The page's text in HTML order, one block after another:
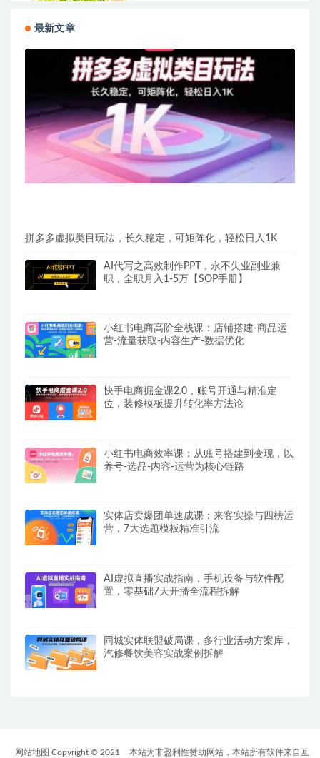
最新文章
拼多多虚拟类目玩法，长久稳定，可矩阵化，轻松日入1K
AI代写之高效制作PPT，永不失业副业兼
职，全职月入1-5万【SOP手册】
小红书电商高阶全栈课：店铺搭建-商品运
营-流量获取-内容生产-数据优化
快手电商掘金课2.0，账号开通与精准定
位，装修模板提升转化率方法论
小红书电商效率课：从账号搭建到变现，以
养号-选品-内容-运营为核心链路
实体店卖爆团单速成课：来客实操与四榜运
营，7大选题模板精准引流
AI虚拟直播实战指南，手机设备与软件配
置，零基础7天开播全流程拆解
同城实体联盟破局课，多行业活动方案库，
汽修餐饮美容实战案例拆解
网站地图 Copyright © 2021 本站为非盈利性赞助网站，本站所有软件来自互